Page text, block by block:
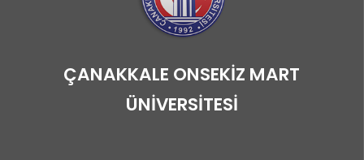
ÇANAKKALE ONSEKİZ MART
ÜNİVERSİTESİ